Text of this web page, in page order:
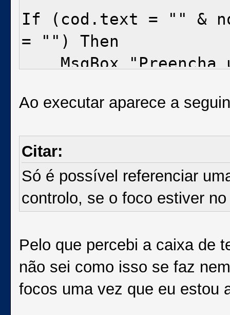
If (cod.text = "" &
= "") Then
MsgBox "Preencha
Instrucções
End Sub
Ao executar aparece a
Citar:
Só é possível referenciar
controlo, se o foco estiver
Pelo que percebi a caixa de
não sei como isso se faz
focos uma vez que eu estou